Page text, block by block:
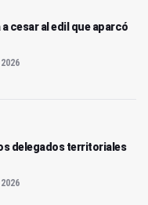
cesar al edil que aparcó
delegados territoriales